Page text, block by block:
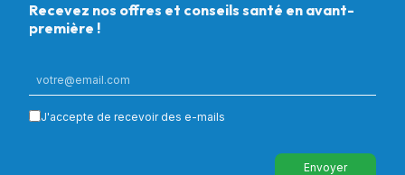
Recevez nos offres et conseils santé en avant-
première !
J'accepte de recevoir des e-mails
Envoyer